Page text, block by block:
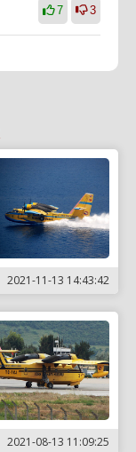
7 3
2021-11-13 14:43:42
2021-08-13 11:09:25